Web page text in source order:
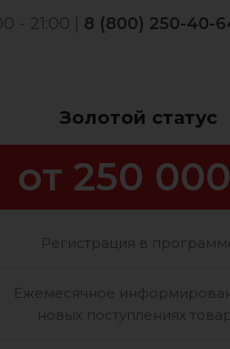
- 21:00 | 8 (800) 250-40-
Золотой статус
от 250
Регистрация в
Ежемесячное
новых поступлениях